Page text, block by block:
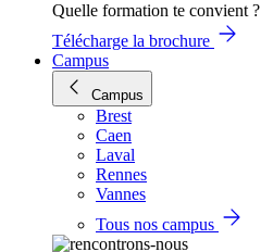
Quelle formation te convient ?
Télécharge la brochure
Campus
Campus
Brest
Caen
Laval
Rennes
Vannes
Tous nos campus